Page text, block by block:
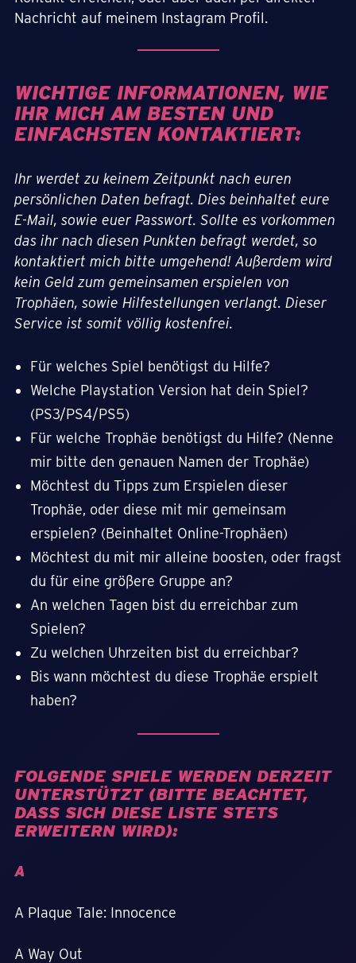
Nachricht auf meinem Instagram Profil.
WICHTIGE INFORMATIONEN, WIE
IHR MICH AM BESTEN UND
EINFACHSTEN KONTAKTIERT:
Ihr werdet zu keinem Zeitpunkt nach euren
persönlichen Daten befragt. Dies beinhaltet eure
E-Mail, sowie euer Passwort. Sollte es vorkommen
das ihr nach diesen Punkten befragt werdet, so
kontaktiert mich bitte umgehend! Außerdem wird
kein Geld zum gemeinsamen erspielen von
Trophäen, sowie Hilfestellungen verlangt. Dieser
Service ist somit völlig kostenfrei.
Für welches Spiel benötigst du Hilfe?
Welche Playstation Version hat dein Spiel?
(PS3/PS4/PS5)
Für welche Trophäe benötigst du Hilfe? (Nenne
mir bitte den genauen Namen der Trophäe)
Möchtest du Tipps zum Erspielen dieser
Trophäe, oder diese mit mir gemeinsam
erspielen? (Beinhaltet Online-Trophäen)
Möchtest du mit mir alleine boosten, oder fragst
du für eine größere Gruppe an?
An welchen Tagen bist du erreichbar zum
Spielen?
Zu welchen Uhrzeiten bist du erreichbar?
Bis wann möchtest du diese Trophäe erspielt
haben?
FOLGENDE SPIELE WERDEN DERZEIT
UNTERSTÜTZT (BITTE BEACHTET,
DASS SICH DIESE LISTE STETS
ERWEITERN WIRD):
A
A Plaque Tale: Innocence
A Way Out